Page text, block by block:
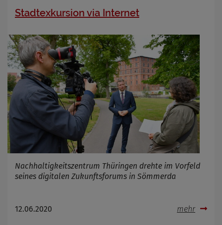
Stadtexkursion via Internet
Nachhaltigkeitszentrum Thüringen drehte im Vorfeld
seines digitalen Zukunftsforums in Sömmerda
12.06.2020 mehr